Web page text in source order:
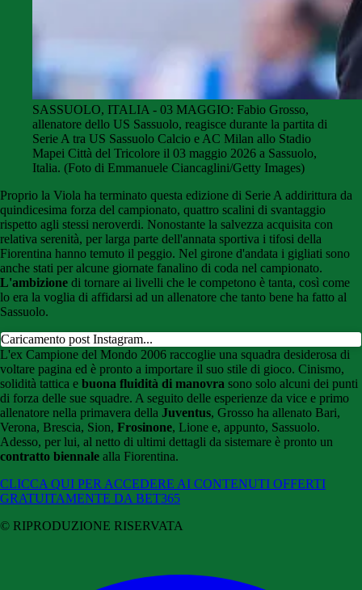
SASSUOLO, ITALIA - 03 MAGGIO: Fabio Grosso,
allenatore dello US Sassuolo, reagisce durante la partita di
Serie A tra US Sassuolo Calcio e AC Milan allo Stadio
Mapei Città del Tricolore il 03 maggio 2026 a Sassuolo,
Italia. (Foto di Emmanuele Ciancaglini/Getty Images)
Proprio la Viola ha terminato questa edizione di Serie A addirittura da
quindicesima forza del campionato, quattro scalini di svantaggio
rispetto agli stessi neroverdi. Nonostante la salvezza acquisita con
relativa serenità, per larga parte dell'annata sportiva i tifosi della
Fiorentina hanno temuto il peggio. Nel girone d'andata i gigliati sono
anche stati per alcune giornate fanalino di coda nel campionato.
L'ambizione di tornare ai livelli che le competono è tanta, così come
lo era la voglia di affidarsi ad un allenatore che tanto bene ha fatto al
Sassuolo.
Caricamento post Instagram...
L'ex Campione del Mondo 2006 raccoglie una squadra desiderosa di
voltare pagina ed è pronto a importare il suo stile di gioco. Cinismo,
solidità tattica e buona fluidità di manovra sono solo alcuni dei punti
di forza delle sue squadre. A seguito delle esperienze da vice e primo
allenatore nella primavera della Juventus, Grosso ha allenato Bari,
Verona, Brescia, Sion, Frosinone, Lione e, appunto, Sassuolo.
Adesso, per lui, al netto di ultimi dettagli da sistemare è pronto un
contratto biennale alla Fiorentina.
CLICCA QUI PER ACCEDERE AI CONTENUTI OFFERTI
GRATUITAMENTE DA BET365
© RIPRODUZIONE RISERVATA